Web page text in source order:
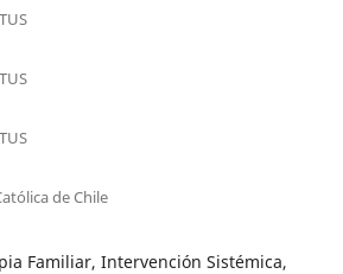
de Chile
Familiar, Intervención Sistémica,